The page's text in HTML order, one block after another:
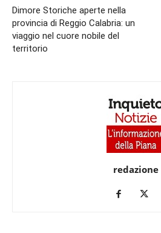
Dimore Storiche aperte nella
provincia di Reggio Calabria: un
viaggio nel cuore nobile del
territorio
redazione